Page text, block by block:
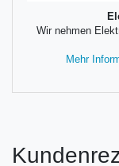
Wir nehmen
Mehr